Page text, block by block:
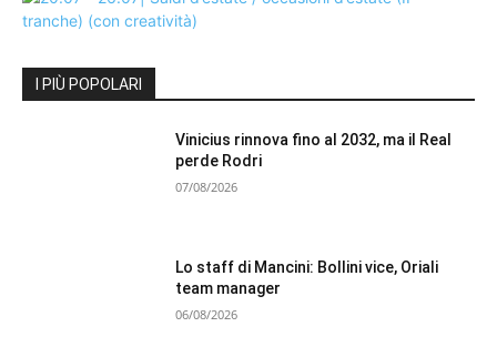
I PIÙ POPOLARI
Vinicius rinnova fino al 2032, ma il Real
perde Rodri
07/08/2026
Lo staff di Mancini: Bollini vice, Oriali
team manager
06/08/2026